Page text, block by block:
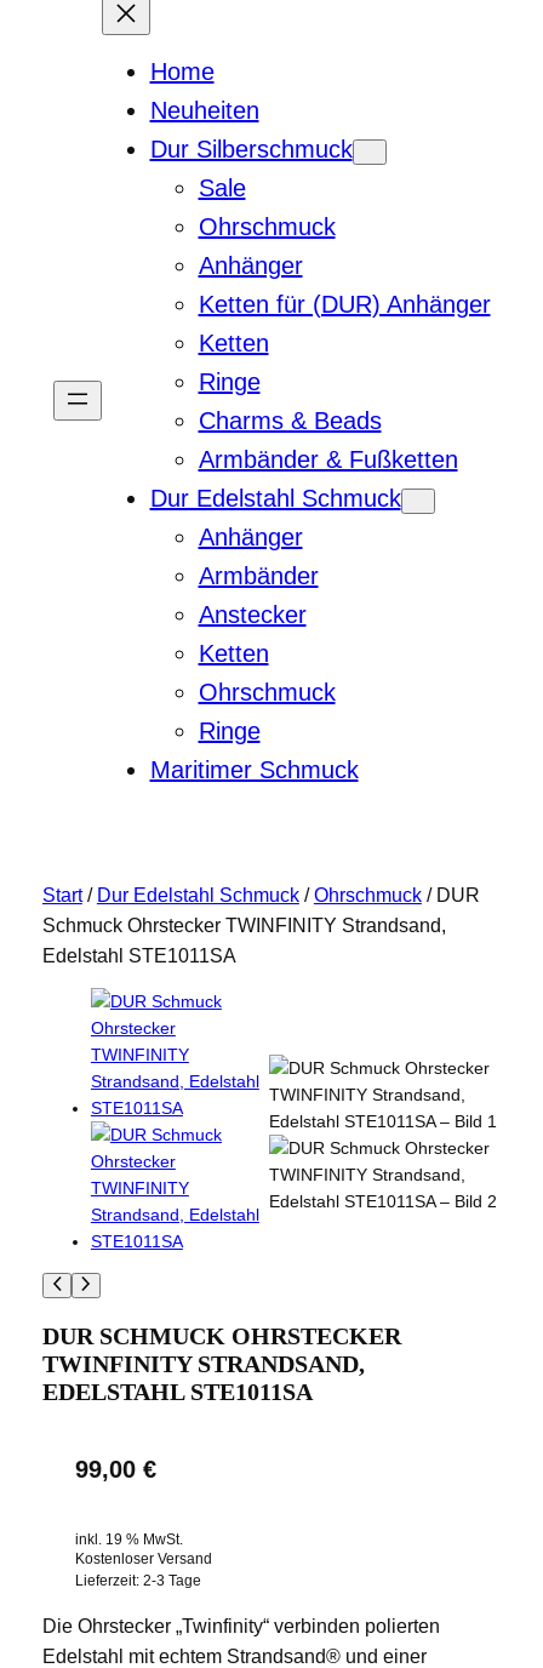
Home
Neuheiten
Dur Silberschmuck
Sale
Ohrschmuck
Anhänger
Ketten für (DUR) Anhänger
Ketten
Ringe
Charms & Beads
Armbänder & Fußketten
Dur Edelstahl Schmuck
Anhänger
Armbänder
Anstecker
Ketten
Ohrschmuck
Ringe
Maritimer Schmuck
Start/ Dur Edelstahl Schmuck/Ohrschmuck/ DUR
Schmuck Ohrstecker TWINFINITY Strandsand,
Edelstahl STE1011SA
DUR SCHMUCK OHRSTECKER
TWINFINITY STRANDSAND,
EDELSTAHL STE1011SA
99,00 €
inkl. 19 % MwSt.
Kostenloser Versand
Lieferzeit: 2-3 Tage
Die Ohrstecker „Twinfinity“ verbinden polierten
Edelstahl mit echtem Strandsand® und einer